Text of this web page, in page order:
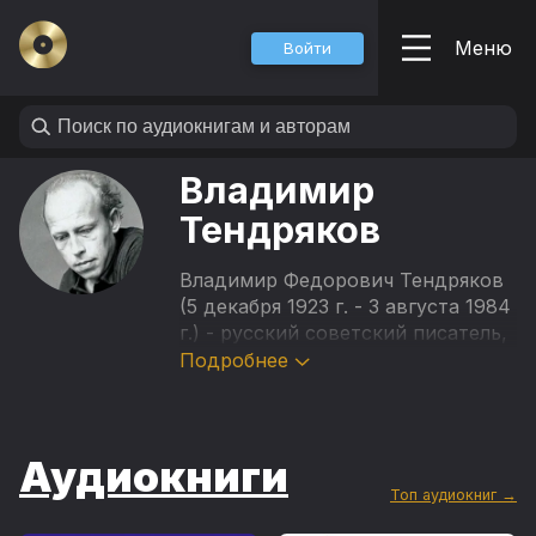
Войти Меню
Владимир
Тендряков
Владимир Федорович Тендряков
(5 декабря 1923 г. - 3 августа 1984
г.) - русский советский писатель,
педагог.
народного судьи, затем ставшего
прокурором. В декабре 1941 года
Подробнее
Аудиокниги Топ аудиокниг →